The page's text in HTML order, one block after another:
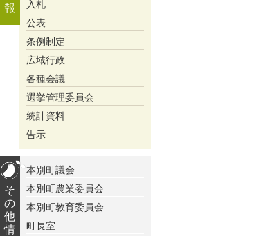
報
入札
公表
条例制定
広域行政
各種会議
選挙管理委員会
統計資料
告示
そ
の
他
情
本別町議会
本別町農業委員会
本別町教育委員会
町長室